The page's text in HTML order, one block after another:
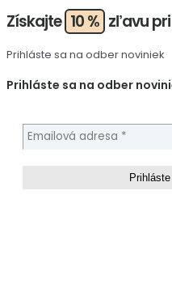
Získajte 10 % zľavu
Prihláste sa na odber noviniek
Prihláste sa na odber